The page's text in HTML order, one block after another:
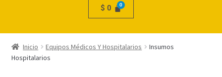
$ 0
Inicio Equipos Médicos Y Hospitalarios
Insumos
Hospitalarios